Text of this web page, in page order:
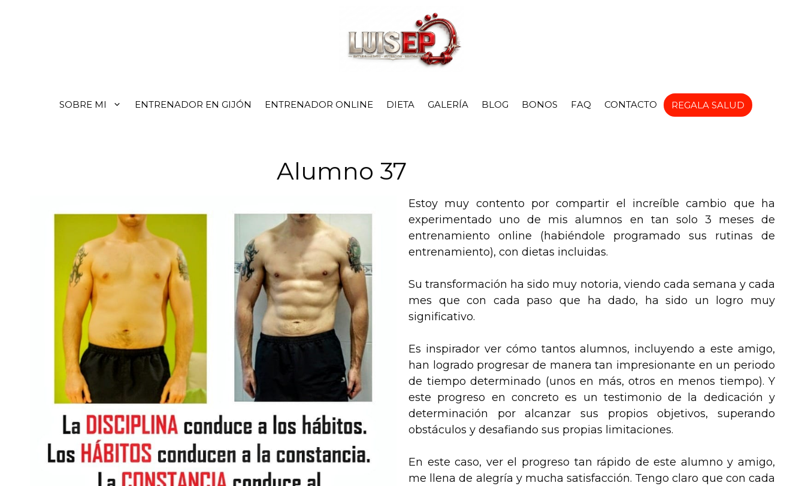
SOBRE MI ENTRENADOR EN GIJÓN ENTRENADOR ONLINE DIETA GALERÍA BLOG BONOS FAQ CONTACTO REGALA SALUD
Alumno 37
Estoy muy contento por compartir el increíble cambio que ha
experimentado uno de mis alumnos en tan solo 3 meses de
entrenamiento online (habiéndole programado sus rutinas de
entrenamiento), con dietas incluidas.
Su transformación ha sido muy notoria, viendo cada semana y cada
mes que con cada paso que ha dado, ha sido un logro muy
significativo.
Es inspirador ver cómo tantos alumnos, incluyendo a este amigo,
han logrado progresar de manera tan impresionante en un periodo
de tiempo determinado (unos en más, otros en menos tiempo). Y
este progreso en concreto es un testimonio de la dedicación y
determinación por alcanzar sus propios objetivos, superando
obstáculos y desafiando sus propias limitaciones.
En este caso, ver el progreso tan rápido de este alumno y amigo,
me llena de alegría y mucha satisfacción. Tengo claro que con cada